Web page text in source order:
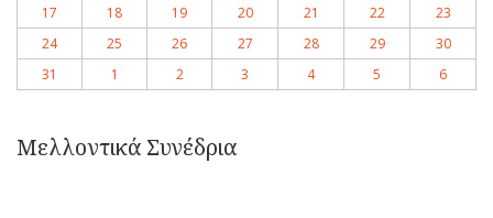
17
18 19 20 21 22
23
24
25 26 27 28 29
30
31
1 2 3 4 5 6
Μελλοντικά Συνέδρια